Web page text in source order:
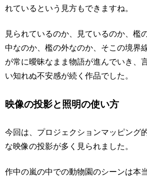
れている という見方もできますね。
見られているのか、見ているのか、檻
中なのか、檻の外なのか 、そこの境界
が常に曖昧なまま物語が進んでいき、
い知れぬ不安感が続く作品でした。
映像の投影と照明の使い方
今回は、プロジェクションマッピング
な映像の投影が多く見られました。
作中の嵐の中での動物園のシーンは本